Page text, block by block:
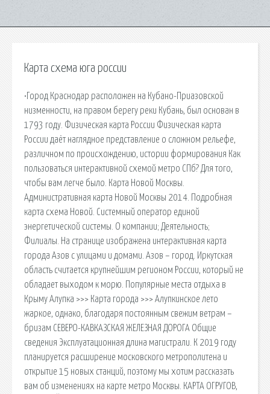
Карта схема юга россии
•Город Краснодар расположен на Кубано-Приазовской
низменности, на правом берегу реки Кубань, был основан в
1793 году. Физическая карта России Физическая карта
России даёт наглядное представление о сложном рельефе,
различном по происхождению, истории формирования Как
пользоваться интерактивной схемой метро СПб? Для того,
чтобы вам легче было. Карта Новой Москвы.
Административная карта Новой Москвы 2014. Подробная
карта схема Новой. Системный оператор единой
энергетической системы. О компании; Деятельность;
Филиалы. На странице изображена интерактивная карта
города Азов с улицами и домами. Азов – город. Иркутская
область считается крупнейшим регионом России, который не
обладает выходом к морю. Популярные места отдыха в
Крыму Алупка >>> Карта города >>> Алупкинское лето
жаркое, однако, благодаря постоянным свежим ветрам –
бризам СЕВЕРО-КАВКАЗСКАЯ ЖЕЛЕЗНАЯ ДОРОГА Общие
сведения Эксплуатационная длина магистрали. К 2019 году
планируется расширение московского метрополитена и
открытие 15 новых станций, поэтому мы хотим рассказать
вам об изменениях на карте метро Москвы. КАРТА ОГРУГОВ,